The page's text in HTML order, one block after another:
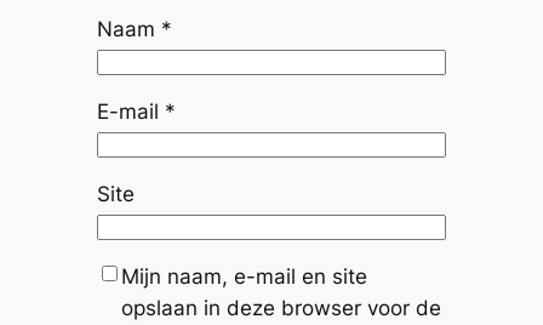
Naam *
E-mail *
Site
Mijn naam, e-mail en site
opslaan in deze browser voor de